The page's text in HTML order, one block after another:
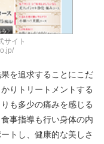
サイト
を追求することにこだ
りトリートメントする
も多少の痛みを感じる
事指導も行い身体の内
トし、健康的な美しさ